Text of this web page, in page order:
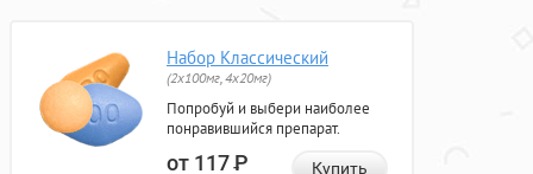
Набор Классический
(2x100мг, 4x20мг)
Попробуй и выбери наиболее
понравившийся препарат.
от 117Р Купить